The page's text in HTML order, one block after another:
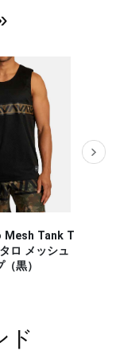
Mesh Tank T
ロ メッシュ
黒）
ド